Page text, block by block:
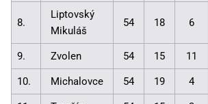
8.
Liptovský
Mikuláš
54 18 6
9. Zvolen 54 15 11
10. Michalovce 54 19 4